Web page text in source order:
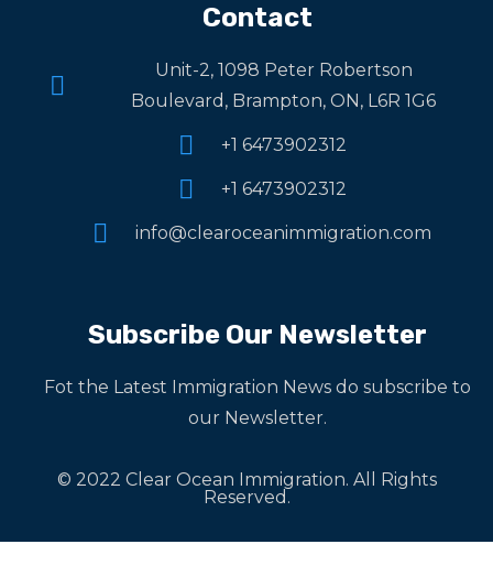
Contact
Unit-2, 1098 Peter Robertson
Boulevard, Brampton, ON, L6R 1G6
+1 6473902312
+1 6473902312
info@clearoceanimmigration.com
Subscribe Our Newsletter
Fot the Latest Immigration News do subscribe to
our Newsletter.
© 2022 Clear Ocean Immigration. All Rights
Reserved.